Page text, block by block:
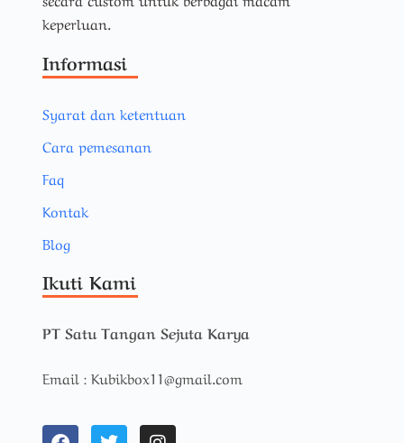
keperluan.
Informasi
Syarat dan ketentuan
Cara pemesanan
Faq
Kontak
Blog
Ikuti Kami
PT Satu Tangan Sejuta Karya
Email : Kubikbox11@gmail.com